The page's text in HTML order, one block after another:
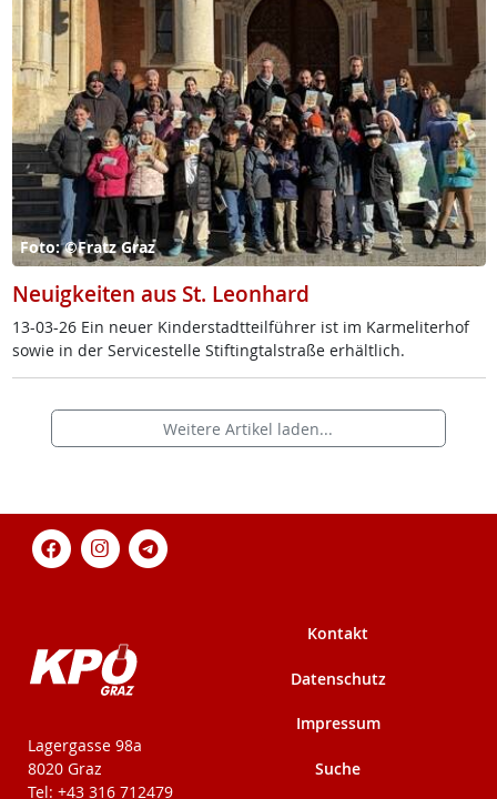
Foto: ©Fratz Graz
Neuigkeiten aus St. Leonhard
13-03-26 Ein neu­er Kin­der­stadt­teil­füh­rer ist im Kar­me­li­ter­hof
so­wie in der Ser­vice­s­tel­le Stif­ting­tal­stra­ße er­hält­lich.
Weitere Artikel laden...
KPÖ-Steiermark
Lagergasse 98a
8020 Graz
Tel: +43 316 712479
Kontakt
Datenschutz
Impressum
Suche